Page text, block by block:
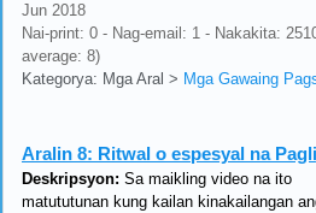
Jun 2018
Nai-print: 0 - Nag-email: 1 - Nakakita:
average: 8)
Kategorya: Mga Aral > Mga Gawaing
Aralin 8: Ritwal o espesyal na
Deskripsyon: Sa maikling video na ito
matututunan kung kailan kinakailangan